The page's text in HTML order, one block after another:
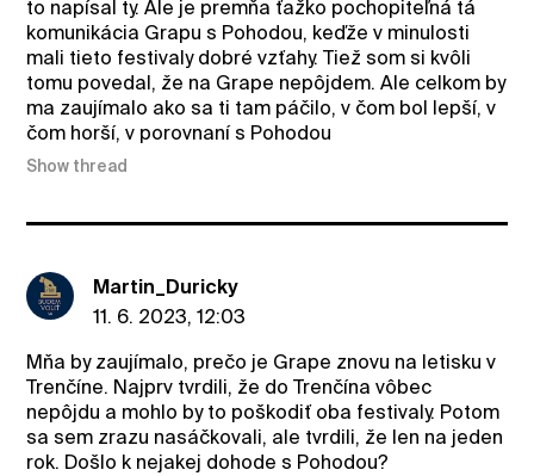
to napísal ty. Ale je premňa ťažko pochopiteľná tá
komunikácia Grapu s Pohodou, keďže v minulosti
mali tieto festivaly dobré vzťahy. Tiež som si kvôli
tomu povedal, že na Grape nepôjdem. Ale celkom by
ma zaujímalo ako sa ti tam páčilo, v čom bol lepší, v
čom horší, v porovnaní s Pohodou
Show thread
Martin_Duricky
11. 6. 2023, 12:03
Mňa by zaujímalo, prečo je Grape znovu na letisku v
Trenčíne. Najprv tvrdili, že do Trenčína vôbec
nepôjdu a mohlo by to poškodiť oba festivaly. Potom
sa sem zrazu nasáčkovali, ale tvrdili, že len na jeden
rok. Došlo k nejakej dohode s Pohodou?